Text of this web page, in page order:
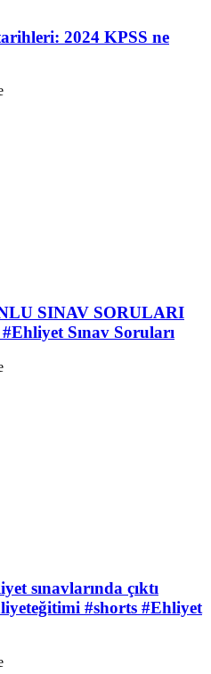
2024 KPSS ne
SINAV SORULARI
Sınav Soruları
sınavlarında çıktı
#shorts #Ehliyet